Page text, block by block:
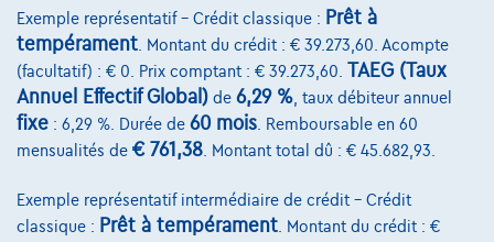
NOUVEAU PRIX
Exemple représentatif – Crédit classique : Prêt à
tempérament . Montant du crédit : € 39.273,60. Acompte
(facultatif) : € 0. Prix comptant : € 39.273,60. TAEG (Taux
Annuel Effectif Global) de 6,29 % , taux débiteur annuel
fixe : 6,29 %. Durée de 60 mois . Remboursable en 60
mensualités de € 761,38 . Montant total dû : € 45.682,93.
Exemple représentatif intermédiaire de crédit – Crédit
classique : Prêt à tempérament . Montant du crédit : €